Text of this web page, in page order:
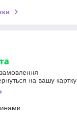
на вашу картку